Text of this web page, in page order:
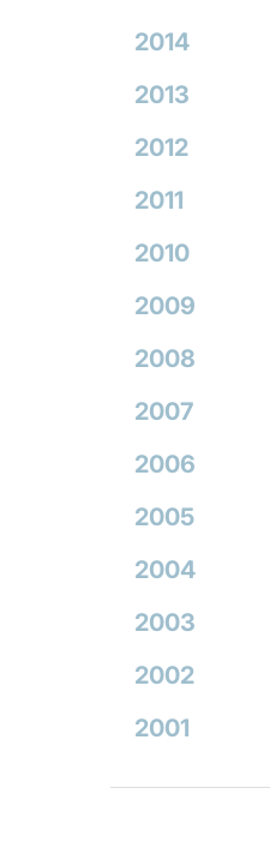
2014
2013
2012
2011
2010
2009
2008
2007
2006
2005
2004
2003
2002
2001